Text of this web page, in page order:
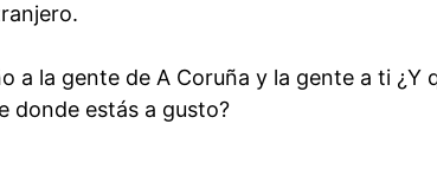
a la gente de A Coruña y la gente a ti ¿Y
donde estás a gusto?